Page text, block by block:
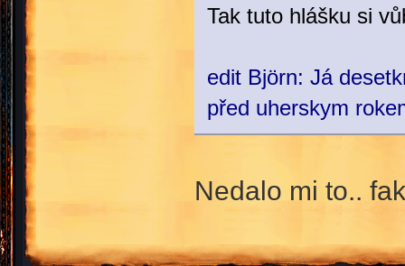
Tak tuto hlášku si
edit Björn: Já
před uherskym
Nedalo mi to..